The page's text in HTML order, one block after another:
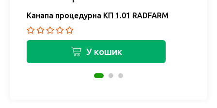
Канапа процедурна КП 1.01 RADFARM
У кошик